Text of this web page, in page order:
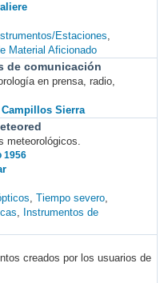
Estaciones
Material Aficionado
de comunicación
en prensa, radio,
Campillos Sierra
meteorológicos.
1956
Tiempo severo
Instrumentos de
creados por los usuarios de